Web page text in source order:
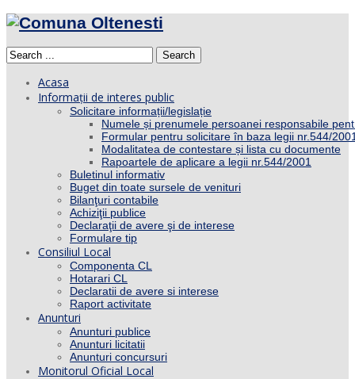
Search
Acasa
Informații de interes public
Solicitare informații/legislație
Numele și prenumele persoanei responsabile
Formular pentru solicitare în baza legii nr.544/
Modalitatea de contestare și lista cu documente
Rapoartele de aplicare a legii nr.544/2001
Buletinul informativ
Buget din toate sursele de venituri
Bilanţuri contabile
Achiziţii publice
Declaraţii de avere şi de interese
Formulare tip
Consiliul Local
Componenta CL
Hotarari CL
Declaratii de avere si interese
Raport activitate
Anunturi
Anunturi publice
Anunturi licitatii
Anunturi concursuri
Monitorul Oficial Local